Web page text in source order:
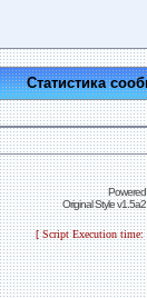
Статистика
Original Style
[ Script Execution